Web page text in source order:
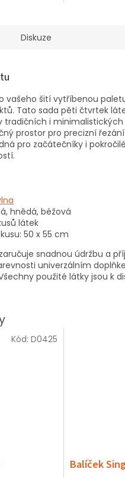
Diskuze
vašeho šití vytříbenou
Tato sada pěti čtvrtek
tradičních i
prostor pro precizní
pro začátečníky i
hnědá, béžová
látek
50 x 55 cm
zaručuje snadnou údržbu a
univerzálním
použité látky jsou k
Kód: D0425
Balíček